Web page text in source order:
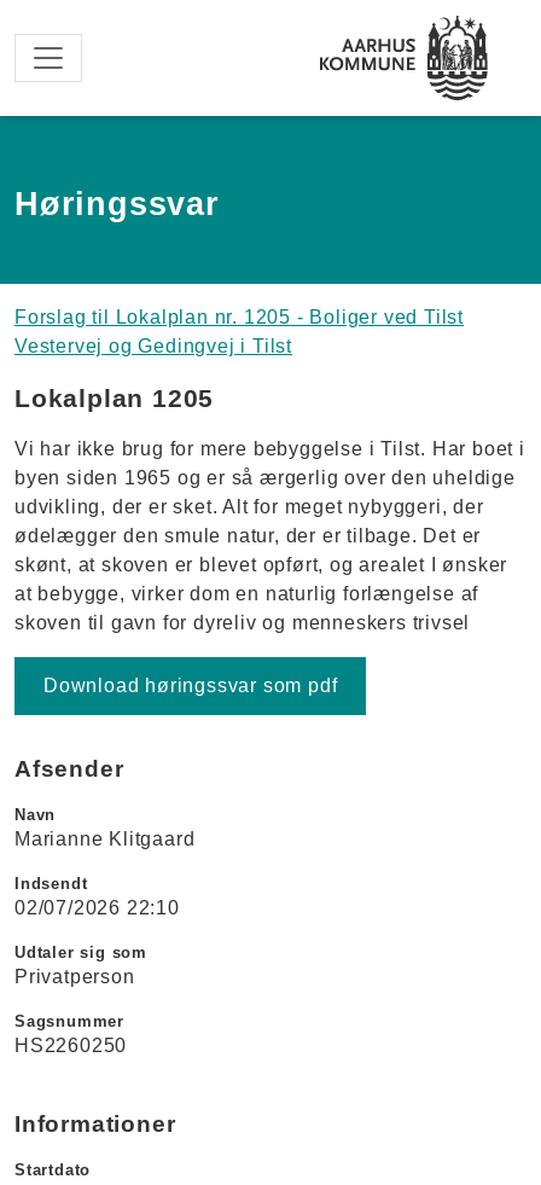
Høringssvar
Forslag til Lokalplan nr. 1205 - Boliger ved Tilst
Vestervej og Gedingvej i Tilst
Lokalplan 1205
Vi har ikke brug for mere bebyggelse i Tilst. Har boet i
byen siden 1965 og er så ærgerlig over den uheldige
udvikling, der er sket. Alt for meget nybyggeri, der
ødelægger den smule natur, der er tilbage. Det er
skønt, at skoven er blevet opført, og arealet I ønsker
at bebygge, virker dom en naturlig forlængelse af
skoven til gavn for dyreliv og menneskers trivsel
Download høringssvar som pdf
Afsender
Navn
Marianne Klitgaard
Indsendt
02/07/2026 22:10
Udtaler sig som
Privatperson
Sagsnummer
HS2260250
Informationer
Startdato